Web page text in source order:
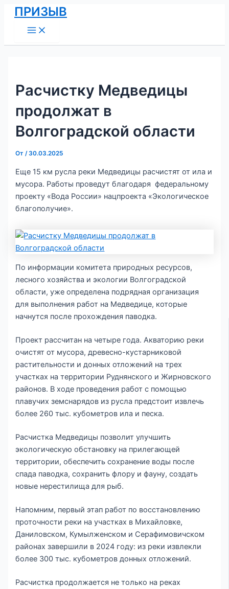
Перейти
содержимому
ПРИЗЫВ
Menu
Расчистку Медведицы
продолжат в
Волгоградской области
От/30.03.2025
Еще 15 км русла реки Медведицы расчистят от ила и
мусора. Работы проведут благодаря федеральному
проекту «Вода России» нацпроекта «Экологическое
благополучие».
По информации комитета природных ресурсов,
лесного хозяйства и экологии Волгоградской
области, уже определена подрядная организация
для выполнения работ на Медведице, которые
начнутся после прохождения паводка.
Проект рассчитан на четыре года. Акваторию реки
очистят от мусора, древесно-кустарниковой
растительности и донных отложений на трех
участках на территории Руднянского и Жирновского
районов. В ходе проведения работ с помощью
плавучих земснарядов из русла предстоит извлечь
более 260 тыс. кубометров ила и песка.
Расчистка Медведицы позволит улучшить
экологическую обстановку на прилегающей
территории, обеспечить сохранение воды после
спада паводка, сохранить флору и фауну, создать
новые нерестилища для рыб.
Напомним, первый этап работ по восстановлению
проточности реки на участках в Михайловке,
Даниловском, Кумылженском и Серафимовичском
районах завершили в 2024 году: из реки извлекли
более 300 тыс. кубометров донных отложений.
Расчистка продолжается не только на реках
Навигация
по
записям